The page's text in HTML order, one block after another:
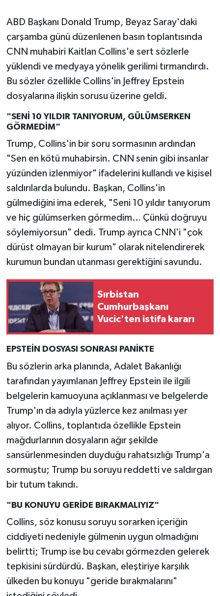
ABD Başkanı Donald Trump, Beyaz Saray'daki
çarşamba günü düzenlenen basın toplantısında
CNN muhabiri Kaitlan Collins'e sert sözlerle
yüklendi ve medyaya yönelik gerilimi tırmandırdı.
Bu sözler özellikle Collins'in Jeffrey Epstein
dosyalarına ilişkin sorusu üzerine geldi.
"SENİ 10 YILDIR TANIYORUM, GÜLÜMSERKEN
GÖRMEDİM"
Trump, Collins'in bir soru sormasının ardından
"Sen en kötü muhabirsin. CNN senin gibi insanlar
yüzünden izlenmiyor" ifadelerini kullandı ve kişisel
saldırılarda bulundu. Başkan, Collins'in
gülmediğini ima ederek, "Seni 10 yıldır tanıyorum
ve hiç gülümserken görmedim… Çünkü doğruyu
söylemiyorsun" dedi. Trump ayrıca CNN'i "çok
dürüst olmayan bir kurum" olarak nitelendirerek
kurumun bundan utanması gerektiğini savundu.
Sırbistan
Cumhurbaşkanı
Vucic'ten istifa kararı
EPSTEİN DOSYASI SONRASI PANİKTE
Bu sözlerin arka planında, Adalet Bakanlığı
tarafından yayımlanan Jeffrey Epstein ile ilgili
belgelerin kamuoyuna açıklanması ve belgelerde
Trump'ın da adıyla yüzlerce kez anılması yer
alıyor. Collins, toplantıda özellikle Epstein
mağdurlarının dosyaların ağır şekilde
sansürlenmesinden duyduğu rahatsızlığı Trump'a
sormuştu; Trump bu soruyu reddetti ve saldırgan
bir tutum takındı.
"BU KONUYU GERİDE BIRAKMALIYIZ"
Collins, söz konusu soruyu sorarken içeriğin
ciddiyeti nedeniyle gülmenin uygun olmadığını
belirtti; Trump ise bu cevabı görmezden gelerek
tepkisini sürdürdü. Başkan, eleştiriye karşılık
ülkeden bu konuyu "geride bırakmalarını"